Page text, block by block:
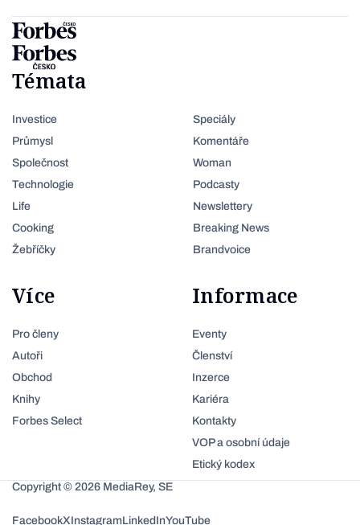
Témata
Investice
Průmysl
Společnost
Technologie
Life
Cooking
Žebříčky
Speciály
Komentáře
Woman
Podcasty
Newslettery
Breaking News
Brandvoice
Více
Pro členy
Autoři
Obchod
Knihy
Forbes Select
Informace
Eventy
Členství
Inzerce
Kariéra
Kontakty
VOP a osobní údaje
Etický kodex
Copyright © 2026 MediaRey, SE
FacebookXInstagramLinkedInYouTube